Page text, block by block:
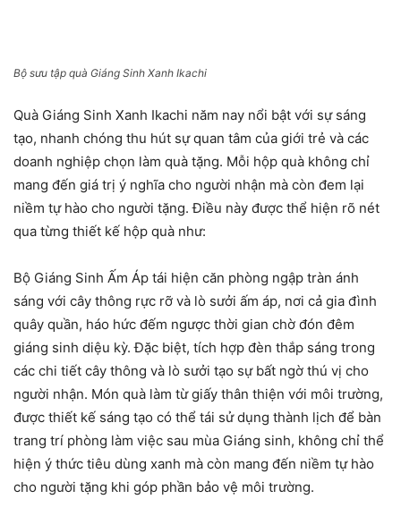
Bộ sưu tập quà Giáng Sinh Xanh Ikachi
Quà Giáng Sinh Xanh Ikachi năm nay nổi bật với sự sáng
tạo, nhanh chóng thu hút sự quan tâm của giới trẻ và các
doanh nghiệp chọn làm quà tặng. Mỗi hộp quà không chỉ
mang đến giá trị ý nghĩa cho người nhận mà còn đem lại
niềm tự hào cho người tặng. Điều này được thể hiện rõ nét
qua từng thiết kế hộp quà như:
Bộ Giáng Sinh Ấm Áp tái hiện căn phòng ngập tràn ánh
sáng với cây thông rực rỡ và lò sưởi ấm áp, nơi cả gia đình
quây quần, háo hức đếm ngược thời gian chờ đón đêm
giáng sinh diệu kỳ. Đặc biệt, tích hợp đèn thắp sáng trong
các chi tiết cây thông và lò sưởi tạo sự bất ngờ thú vị cho
người nhận. Món quà làm từ giấy thân thiện với môi trường,
được thiết kế sáng tạo có thể tái sử dụng thành lịch để bàn
trang trí phòng làm việc sau mùa Giáng sinh, không chỉ thể
hiện ý thức tiêu dùng xanh mà còn mang đến niềm tự hào
cho người tặng khi góp phần bảo vệ môi trường.